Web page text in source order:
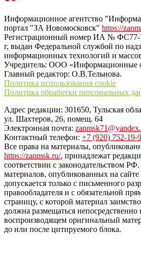
“ЗаНовомосковск”
Информационное агентство
портал "ЗА Новомосковск" https://
Регистрационный номер ИА № ФС77-
г, выдан Федеральной службой по
информационных технологий и
Учредитель: ООО «Информационные
Главный редактор: О.В.Тельнова.
Политика использования cookie
Политика обработки персональных
Адрес редакции: 301650, Тульская
ул. Шахтеров, 26, помещ. 64
Электронная почта:
Контактный телефон: +7 (920) 752-19-
Все права на материалы,
https://zanmsk.ru/, принадлежат
соответствии с законодательством
материалов, опубликованных на сайте
допускается только с письменного
правообладателя и с обязательной
страницу, с которой материал
должна размещаться непосредственно
воспроизводящем оригинальный
до или после цитируемого блока.